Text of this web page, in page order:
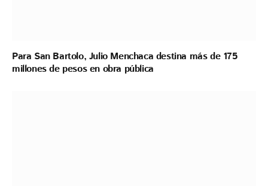
Para San Bartolo, Julio Menchaca destina más de 175
millones de pesos en obra pública